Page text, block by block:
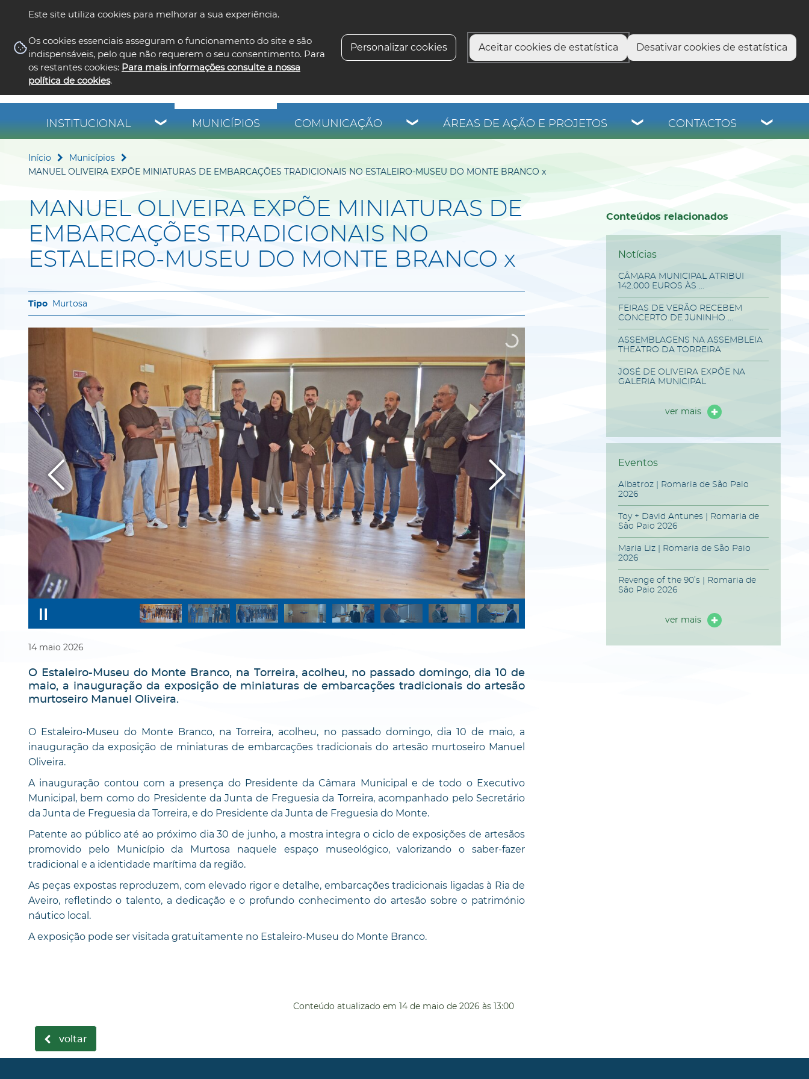
Este site utiliza cookies para melhorar a sua experiência.
Os cookies essenciais asseguram o funcionamento do site e são
indispensáveis, pelo que não requerem o seu consentimento. Para
os restantes cookies: Para mais informações consulte a nossa
política de cookies.
Personalizar cookies Aceitar cookies de estatística Desativar cookies de estatística
INSTITUCIONAL MUNICÍPIOS COMUNICAÇÃO ÁREAS DE AÇÃO E PROJETOS CONTACTOS
Início
Municípios
MANUEL OLIVEIRA EXPÕE MINIATURAS DE EMBARCAÇÕES TRADICIONAIS NO ESTALEIRO-MUSEU DO MONTE BRANCO x
MANUEL OLIVEIRA EXPÕE MINIATURAS DE
EMBARCAÇÕES TRADICIONAIS NO
ESTALEIRO-MUSEU DO MONTE BRANCO x
Murtosa
14 maio 2026
O Estaleiro-Museu do Monte Branco, na Torreira, acolheu, no passado domingo, dia 10 de
maio, a inauguração da exposição de miniaturas de embarcações tradicionais do artesão
murtoseiro Manuel Oliveira.
O Estaleiro-Museu do Monte Branco, na Torreira, acolheu, no passado domingo, dia 10 de maio, a
inauguração da exposição de miniaturas de embarcações tradicionais do artesão murtoseiro Manuel
Oliveira.
A inauguração contou com a presença do Presidente da Câmara Municipal e de todo o Executivo
Municipal, bem como do Presidente da Junta de Freguesia da Torreira, acompanhado pelo Secretário
da Junta de Freguesia da Torreira, e do Presidente da Junta de Freguesia do Monte.
Patente ao público até ao próximo dia 30 de junho, a mostra integra o ciclo de exposições de artesãos
promovido pelo Município da Murtosa naquele espaço museológico, valorizando o saber-fazer
tradicional e a identidade marítima da região.
As peças expostas reproduzem, com elevado rigor e detalhe, embarcações tradicionais ligadas à Ria de
Aveiro, refletindo o talento, a dedicação e o profundo conhecimento do artesão sobre o património
náutico local.
A exposição pode ser visitada gratuitamente no Estaleiro-Museu do Monte Branco.
Conteúdos relacionados
Notícias
CÂMARA MUNICIPAL ATRIBUI
142.000 EUROS ÀS ...
FEIRAS DE VERÃO RECEBEM
CONCERTO DE JUNINHO ...
ASSEMBLAGENS NA ASSEMBLEIA
THEATRO DA TORREIRA
JOSÉ DE OLIVEIRA EXPÕE NA
GALERIA MUNICIPAL
ver mais
Eventos
Albatroz | Romaria de São Paio
2026
Toy + David Antunes | Romaria de
São Paio 2026
Maria Liz | Romaria de São Paio
2026
Revenge of the 90’s | Romaria de
São Paio 2026
ver mais
Conteúdo atualizado em 14 de maio de 2026 às 13:00
voltar